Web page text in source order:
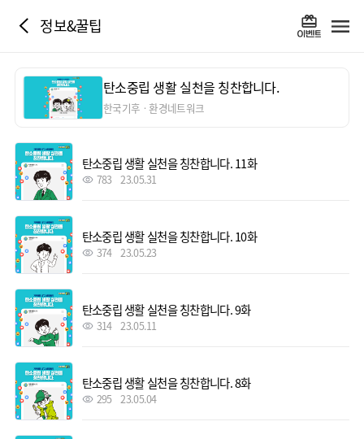
정보&꿀팁
탄소중립 생활 실천을 칭찬합니다.
한국기후ㆍ환경네트워크
탄소중립 생활 실천을 칭찬합니다. 11화
783 23.05.31
탄소중립 생활 실천을 칭찬합니다. 10화
374 23.05.23
탄소중립 생활 실천을 칭찬합니다. 9화
314 23.05.11
탄소중립 생활 실천을 칭찬합니다. 8화
295 23.05.04